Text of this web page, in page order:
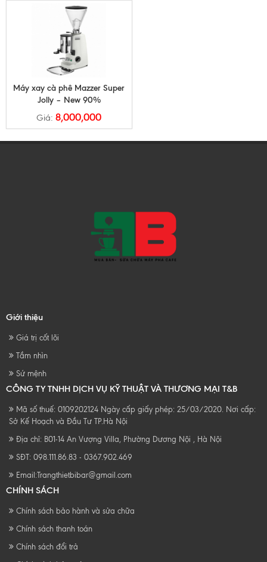
Máy xay cà phê Mazzer Super
Jolly – New 90%
Giá:8,000,000
Giới thiệu
Giá trị cốt lõi
Tầm nhìn
Sứ mệnh
CÔNG TY TNHH DỊCH VỤ KỸ THUẬT VÀ THƯƠNG MẠI T&B
Mã số thuế: 0109202124 Ngày cấp giấy phép: 25/03/2020. Nơi cấp:
Sở Kế Hoạch và Đầu Tư TP.Hà Nội
Địa chỉ: B01-14 An Vượng Villa, Phường Dương Nội , Hà Nội
SĐT: 098.111.86.83 - 0367.902.469
Email:Trangthietbibar@gmail.com
CHÍNH SÁCH
Chính sách bảo hành và sửa chữa
Chính sách thanh toán
Chính sách đổi trả